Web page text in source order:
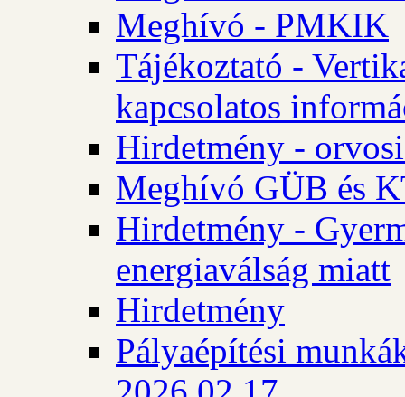
Meghívó - PMKIK
Tájékoztató -
kapcsolatos
Hirdetmény -
Meghívó GÜB és
Hirdetmény -
energiaválság miatt
Hirdetmény
Pályaépítési